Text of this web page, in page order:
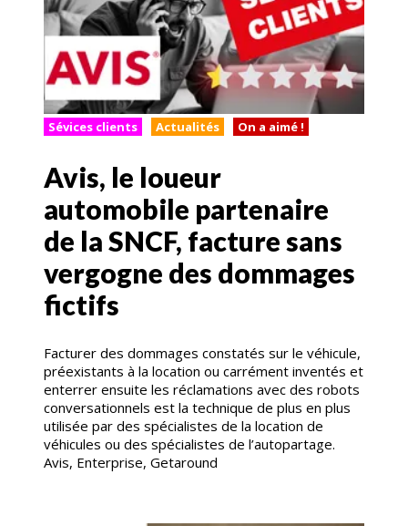
Sévices clients Actualités On a aimé !
Avis, le loueur
automobile partenaire
de la SNCF, facture sans
vergogne des dommages
fictifs
Facturer des dommages constatés sur le véhicule,
préexistants à la location ou carrément inventés et
enterrer ensuite les réclamations avec des robots
conversationnels est la technique de plus en plus
utilisée par des spécialistes de la location de
véhicules ou des spécialistes de l’autopartage.
Avis, Enterprise, Getaround